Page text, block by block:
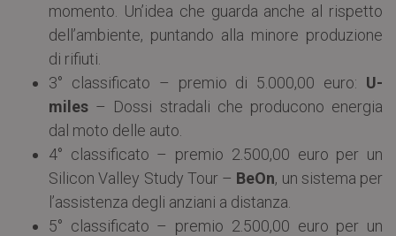
momento. Un’idea che guarda anche al rispetto
dell’ambiente, puntando alla minore produzione
di rifiuti.
3° classificato – premio di 5.000,00 euro: U-
miles – Dossi stradali che producono energia
dal moto delle auto.
4° classificato – premio 2.500,00 euro per un
Silicon Valley Study Tour – BeOn, un sistema per
l’assistenza degli anziani a distanza.
5° classificato – premio 2.500,00 euro per un